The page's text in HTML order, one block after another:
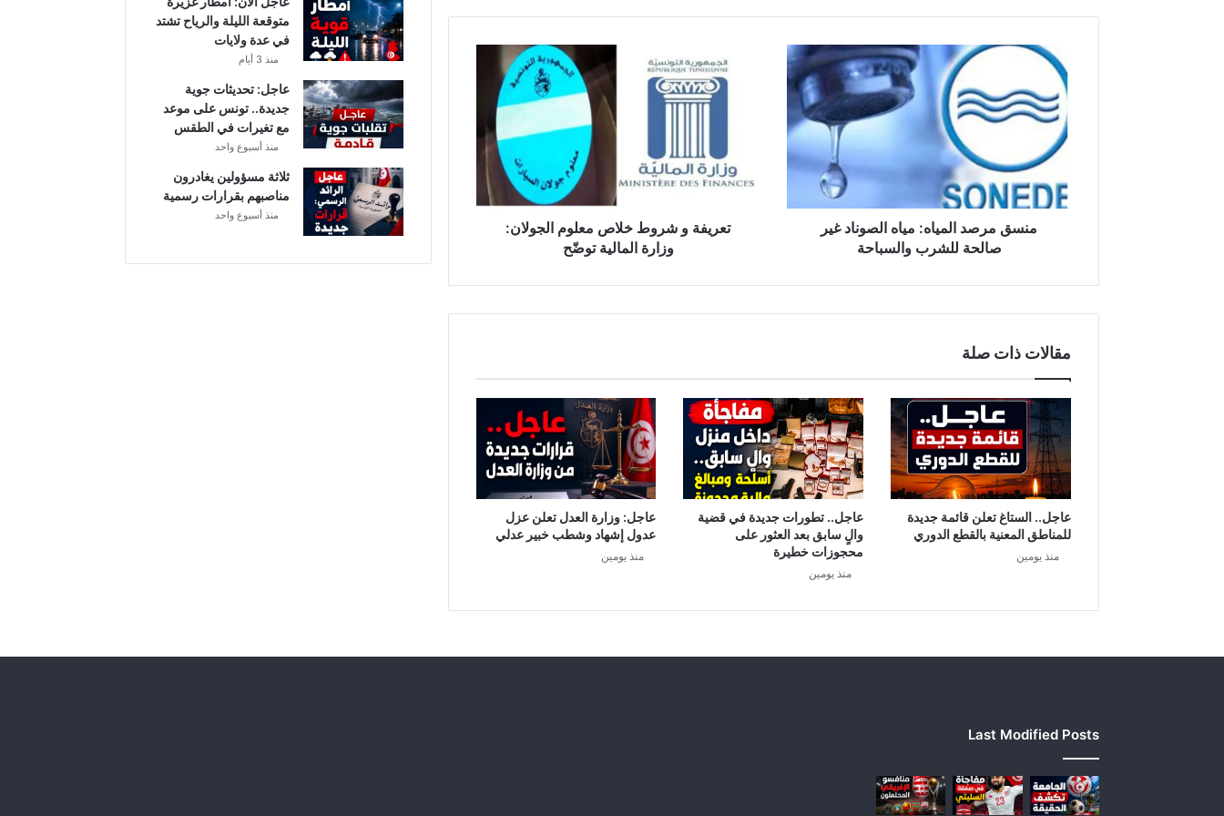
منسق
مرصد
المياه:
مياه
الصوناد
غير
صالحة
للشرب
والسباحة
منسق مرصد المياه: مياه الصوناد غير
صالحة للشرب والسباحة
وزارة
المالية
تعريفة و شروط خلاص معلوم الجولان:
وزارة المالية توضّح
مقالات ذات صلة
عاجل.. الستاغ تعلن قائمة جديدة
للمناطق المعنية بالقطع الدوري
منذ يومين
عاجل.. تطورات جديدة في قضية
والٍ سابق بعد العثور على
محجوزات خطيرة
منذ يومين
عاجل: وزارة العدل تعلن عزل
عدول إشهاد وشطب خبير عدلي
منذ يومين
متوقعة الليلة والرياح تشتد
في عدة ولايات
منذ 3 أيام
عاجل: تحديثات جوية
جديدة.. تونس على موعد
مع تغيرات في الطقس
منذ أسبوع واحد
ثلاثة مسؤولين يغادرون
مناصبهم بقرارات رسمية
منذ أسبوع واحد
Last Modified Posts